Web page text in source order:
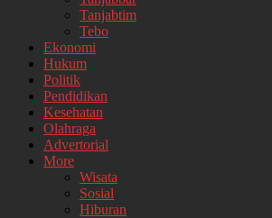
Tanjabtim
Tebo
Ekonomi
Hukum
Politik
Pendidikan
Kesehatan
Olahraga
Advertorial
More
Wisata
Sosial
Hiburan